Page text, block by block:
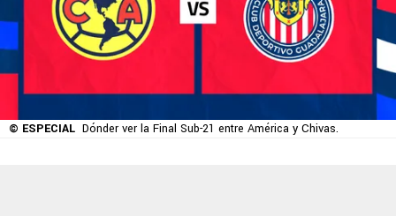
© ESPECIAL Dónder ver la Final Sub-21 entre América y Chivas.